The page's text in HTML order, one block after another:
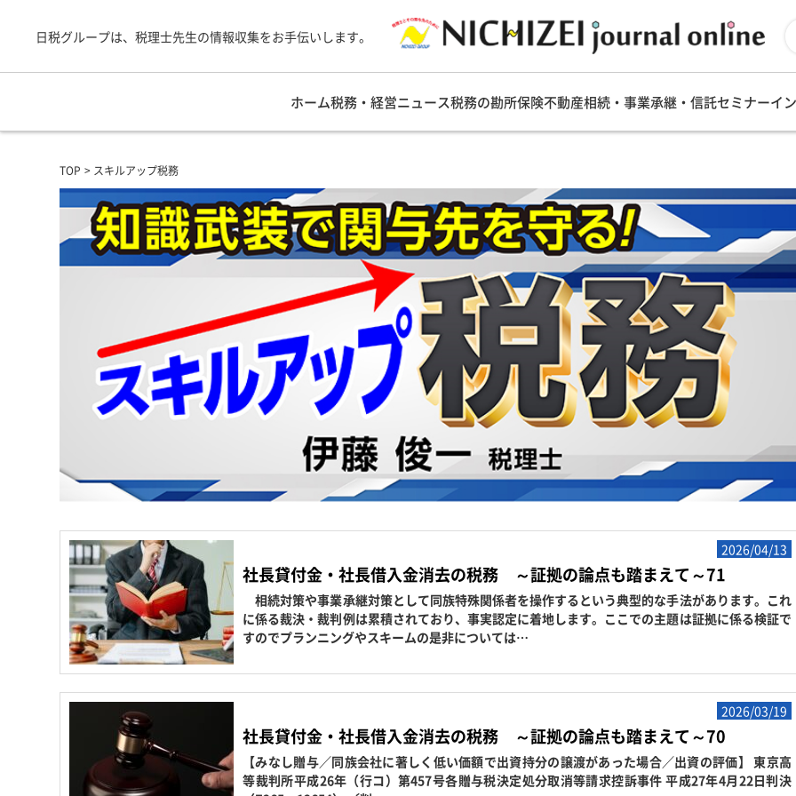
日税グループは、税理士先生の情報収集をお手伝いします。
ホーム税務・経営ニュース税務の勘所保険不動産相続・事業承継・信託セミナーイ
TOP スキルアップ税務
2026/04/13
社長貸付金・社長借入金消去の税務 ～証拠の論点も踏まえて～71
相続対策や事業承継対策として同族特殊関係者を操作するという典型的な手法があります。これ
に係る裁決・裁判例は累積されており、事実認定に着地します。ここでの主題は証拠に係る検証で
すのでプランニングやスキームの是非については…
2026/03/19
社長貸付金・社長借入金消去の税務 ～証拠の論点も踏まえて～70
【みなし贈与／同族会社に著しく低い価額で出資持分の譲渡があった場合／出資の評価】 東京高
等裁判所平成26年（行コ）第457号各贈与税決定処分取消等請求控訴事件 平成27年4月22日判決